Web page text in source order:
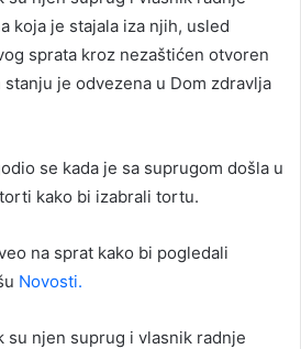
koja je stajala iza njih, usled
sprata kroz nezaštićen otvoren
je odvezena u Dom zdravlja
se kada je sa suprugom došla u
kako bi izabrali tortu.
na sprat kako bi pogledali
Novosti.
su njen suprug i vlasnik radnje